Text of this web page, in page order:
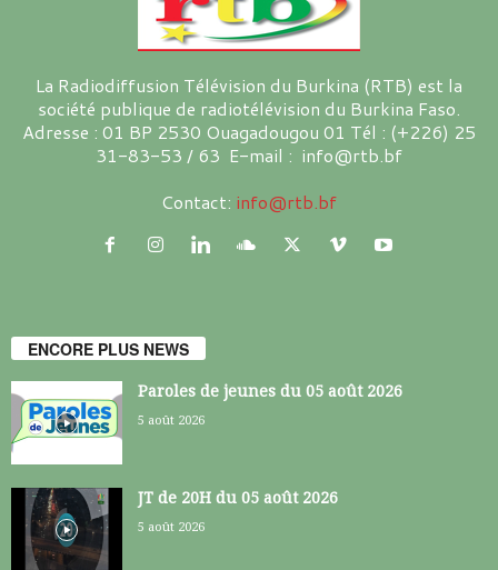
La Radiodiffusion Télévision du Burkina (RTB) est la
société publique de radiotélévision du Burkina Faso.
Adresse : 01 BP 2530 Ouagadougou 01 Tél : (+226) 25
31-83-53 / 63 E-mail : info@rtb.bf
Contact: info@rtb.bf
ENCORE PLUS NEWS
Paroles de jeunes du 05 août 2026
5 août 2026
JT de 20H du 05 août 2026
5 août 2026